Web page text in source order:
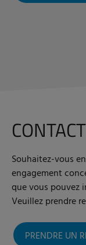
Souhaitez-vous
engagement
que vous pouvez
Veuillez prendre
PRENDRE UN